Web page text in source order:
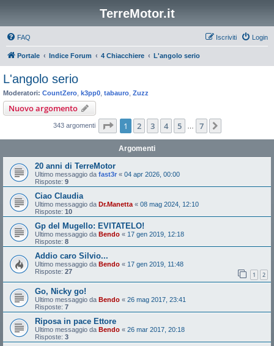
TerreMotor.it
FAQ Login
Iscriviti
Portale Indice Forum 4 Chiacchiere L'angolo serio
L'angolo serio
Moderatori: CountZero k3pp0 tabauro Zuzz
Nuovo argomento
343 argomenti Pagina di
1 2 3 4 5 7
Argomenti
20 anni di TerreMotor
Ultimo messaggio da fast3r « 04 apr 2026, 00:00
Risposte: 9
Ciao Claudia
Ultimo messaggio da Dr.Manetta « 08 mag 2024, 12:10
Risposte: 10
Gp del Mugello: EVITATELO!
Ultimo messaggio da Bendo « 17 gen 2019, 12:18
Risposte: 8
Addio caro Silvio...
Ultimo messaggio da Bendo « 17 gen 2019, 11:48
Risposte: 27 1 2
Go, Nicky go!
Ultimo messaggio da Bendo « 26 mag 2017, 23:41
Risposte: 7
Riposa in pace Ettore
Ultimo messaggio da Bendo « 26 mar 2017, 20:18
Risposte: 3